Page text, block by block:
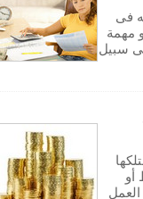
فى
مهمة
سبيل
أو